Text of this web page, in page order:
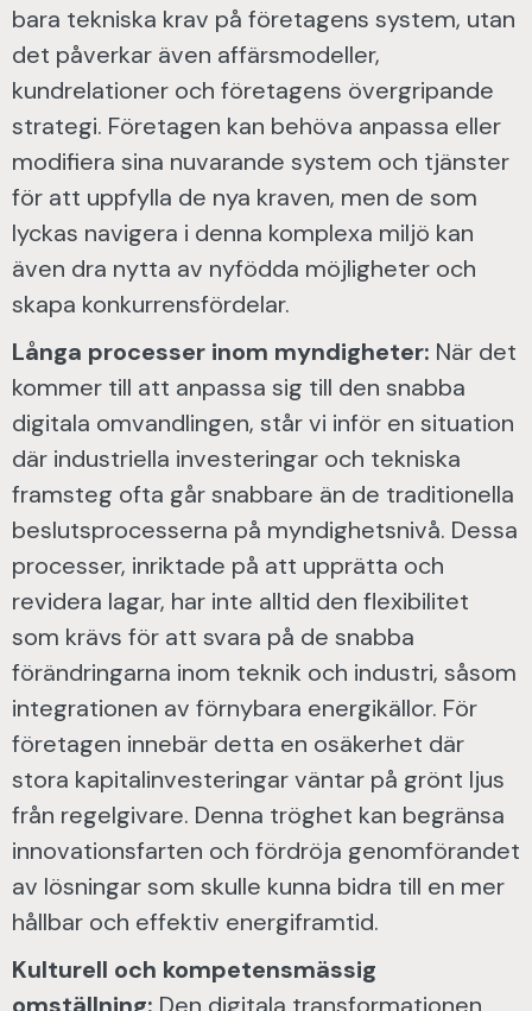
bara tekniska krav på företagens system, utan
det påverkar även affärsmodeller,
kundrelationer och företagens övergripande
strategi. Företagen kan behöva anpassa eller
modifiera sina nuvarande system och tjänster
för att uppfylla de nya kraven, men de som
lyckas navigera i denna komplexa miljö kan
även dra nytta av nyfödda möjligheter och
skapa konkurrensfördelar.
Långa processer inom myndigheter: När det
kommer till att anpassa sig till den snabba
digitala omvandlingen, står vi inför en situation
där industriella investeringar och tekniska
framsteg ofta går snabbare än de traditionella
beslutsprocesserna på myndighetsnivå. Dessa
processer, inriktade på att upprätta och
revidera lagar, har inte alltid den flexibilitet
som krävs för att svara på de snabba
förändringarna inom teknik och industri, såsom
integrationen av förnybara energikällor. För
företagen innebär detta en osäkerhet där
stora kapitalinvesteringar väntar på grönt ljus
från regelgivare. Denna tröghet kan begränsa
innovationsfarten och fördröja genomförandet
av lösningar som skulle kunna bidra till en mer
hållbar och effektiv energiframtid.
Kulturell och kompetensmässig